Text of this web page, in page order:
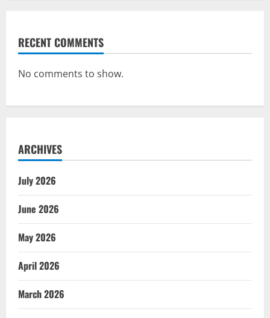
RECENT COMMENTS
No comments to show.
ARCHIVES
July 2026
June 2026
May 2026
April 2026
March 2026